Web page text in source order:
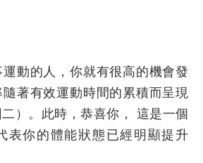
動的人，你就有很高的機會發
著有效運動時間的累積而呈現
）。此時，恭喜你， 這是一個
表你的體能狀態已經明顯提升